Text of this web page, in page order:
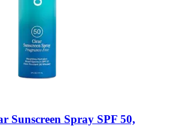
Sunscreen Spray SPF 50,